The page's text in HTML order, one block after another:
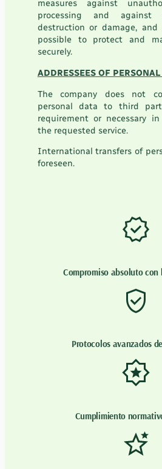
measures against
processing and against
destruction or damage, and
possible to protect and
securely.
ADDRESSEESOF PERSONAL
The company does not
personal data to third
requirement or necessary
the requested service.
International transfers of
foreseen.
Compromiso absoluto
Protocolos avanzados
Cumplimiento